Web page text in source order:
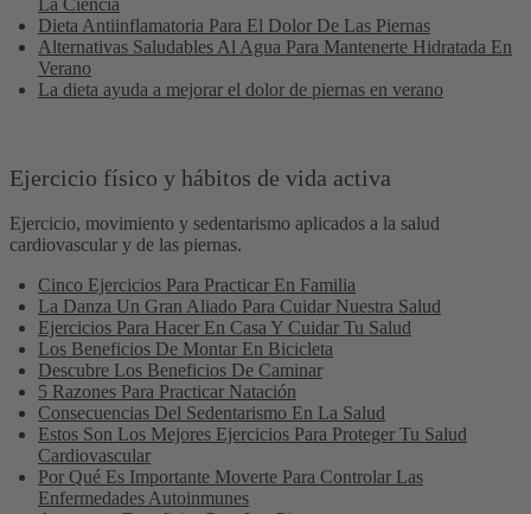
La Ciencia
Dieta Antiinflamatoria Para El Dolor De Las Piernas
Alternativas Saludables Al Agua Para Mantenerte Hidratada En
Verano
La dieta ayuda a mejorar el dolor de piernas en verano
Ejercicio físico y hábitos de vida activa
Ejercicio, movimiento y sedentarismo aplicados a la salud
cardiovascular y de las piernas.
Cinco Ejercicios Para Practicar En Familia
La Danza Un Gran Aliado Para Cuidar Nuestra Salud
Ejercicios Para Hacer En Casa Y Cuidar Tu Salud
Los Beneficios De Montar En Bicicleta
Descubre Los Beneficios De Caminar
5 Razones Para Practicar Natación
Consecuencias Del Sedentarismo En La Salud
Estos Son Los Mejores Ejercicios Para Proteger Tu Salud
Cardiovascular
Por Qué Es Importante Moverte Para Controlar Las
Enfermedades Autoinmunes